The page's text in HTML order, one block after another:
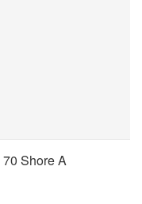
Shore A